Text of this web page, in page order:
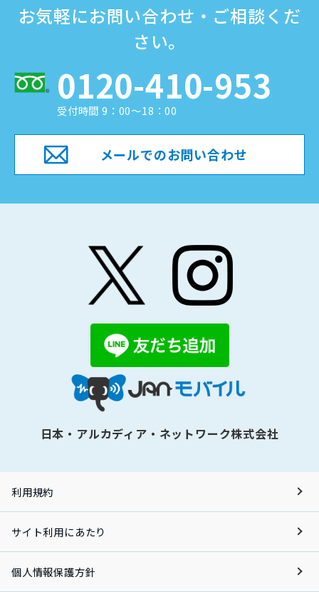
お気軽にお問い合わせ・ご相談くだ
さい。
0120-410-953
受付時間 9：00～18：00
メールでのお問い合わせ
日本・アルカディア・ネットワーク株式会社
利用規約
サイト利用にあたり
個人情報保護方針